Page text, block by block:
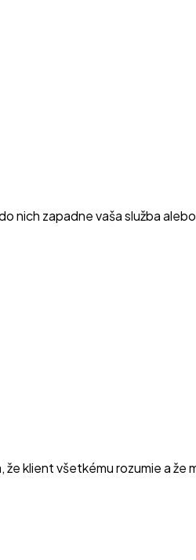
nich zapadne vaša služba
že klient všetkému rozumie a že